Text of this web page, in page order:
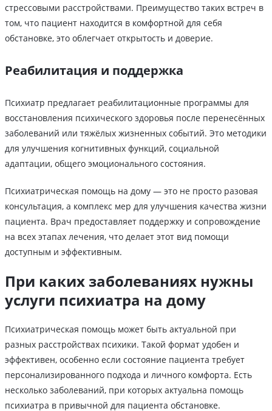
стрессовыми расстройствами. Преимущество таких встреч в
том, что пациент находится в комфортной для себя
обстановке, это облегчает открытость и доверие.
Реабилитация и поддержка
Психиатр предлагает реабилитационные программы для
восстановления психического здоровья после перенесённых
заболеваний или тяжёлых жизненных событий. Это методики
для улучшения когнитивных функций, социальной
адаптации, общего эмоционального состояния.
Психиатрическая помощь на дому — это не просто разовая
консультация, а комплекс мер для улучшения качества жизни
пациента. Врач предоставляет поддержку и сопровождение
на всех этапах лечения, что делает этот вид помощи
доступным и эффективным.
При каких заболеваниях нужны
услуги психиатра на дому
Психиатрическая помощь может быть актуальной при
разных расстройствах психики. Такой формат удобен и
эффективен, особенно если состояние пациента требует
персонализированного подхода и личного комфорта. Есть
несколько заболеваний, при которых актуальна помощь
психиатра в привычной для пациента обстановке.